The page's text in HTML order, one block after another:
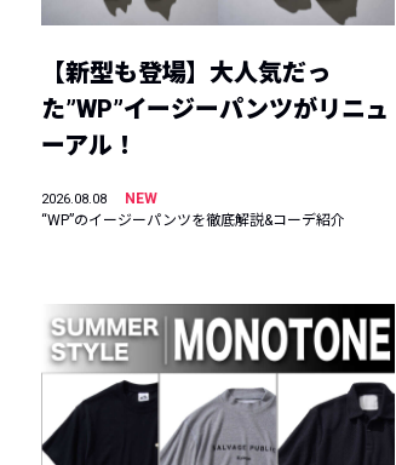
【新型も登場】大人気だっ
た”WP”イージーパンツがリニュ
ーアル！
2026.08.08
NEW
“WP”のイージーパンツを徹底解説&コーデ紹介